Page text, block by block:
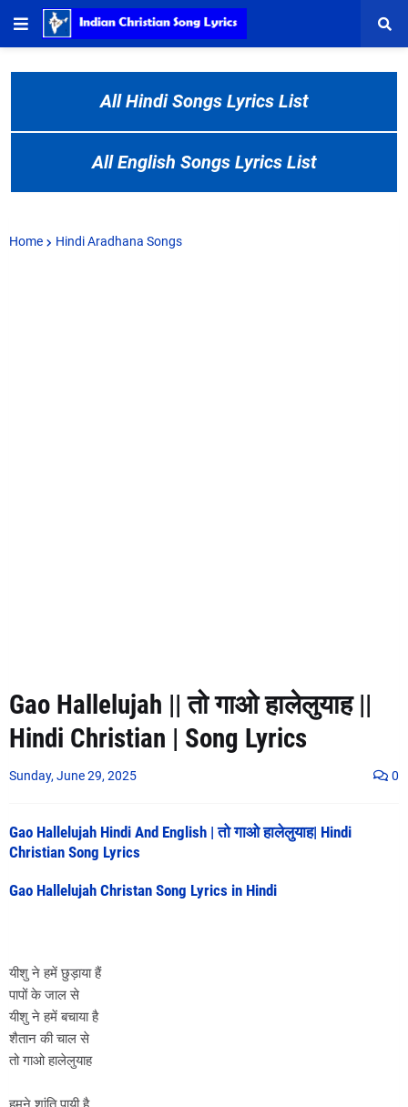
All Hindi Songs Lyrics List
All English Songs Lyrics List
Home Hindi Aradhana Songs
Gao Hallelujah || तो गाओ हालेलुयाह ||
Hindi Christian | Song Lyrics
Sunday, June 29, 2025 0
Gao Hallelujah Hindi And English | तो गाओ हालेलुयाह| Hindi
Christian Song Lyrics
Gao Hallelujah Christan Song Lyrics in Hindi
यीशु ने हमें छुड़ाया हैं
पापों के जाल से
यीशु ने हमें बचाया है
शैतान की चाल से
तो गाओ हालेलुयाह